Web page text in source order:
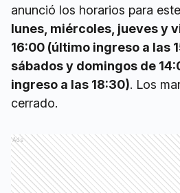
anunció los horarios para
lunes, miércoles, jueves y
16:00 (último ingreso a las
sábados y domingos de
ingreso a las 18:30). Los
cerrado.
Ads